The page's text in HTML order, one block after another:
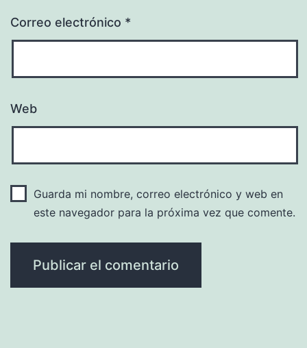
Correo electrónico *
Web
Guarda mi nombre, correo electrónico y web en
este navegador para la próxima vez que comente.